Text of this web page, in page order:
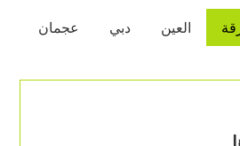
العين دبي عجمان